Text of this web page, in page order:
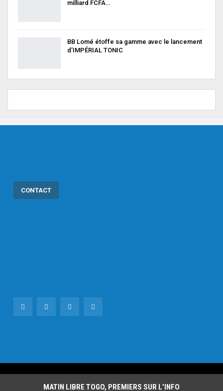
milliard FCFA…
BB Lomé étoffe sa gamme avec le lancement
d’IMPÉRIAL TONIC
CONTACT
MATIN LIBRE TOGO, PREMIERS SUR L’INFO